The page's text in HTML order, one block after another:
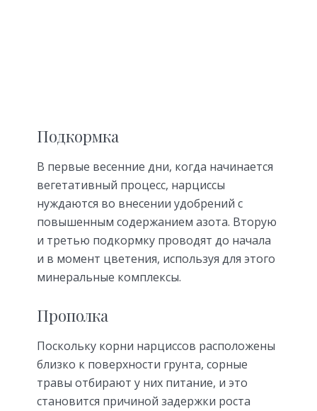
Подкормка
В первые весенние дни, когда начинается
вегетативный процесс, нарциссы
нуждаются во внесении удобрений с
повышенным содержанием азота. Вторую
и третью подкормку проводят до начала
и в момент цветения, используя для этого
минеральные комплексы.
Прополка
Поскольку корни нарциссов расположены
близко к поверхности грунта, сорные
травы отбирают у них питание, и это
становится причиной задержки роста